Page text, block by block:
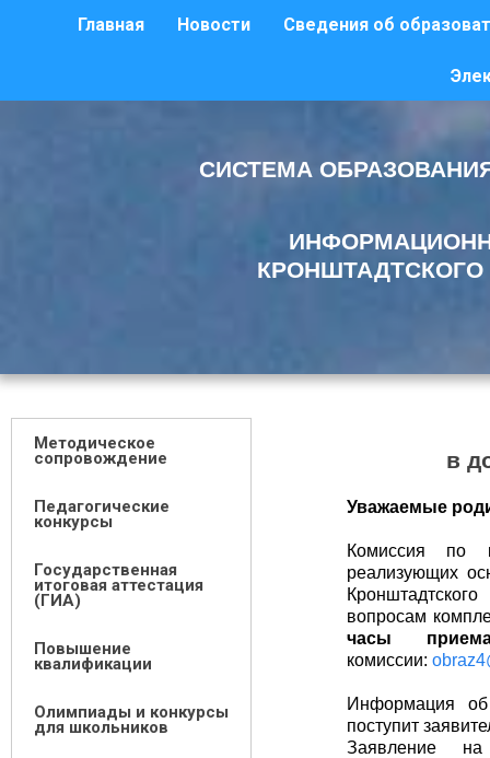
Главная Новости Сведения об
СИСТЕМА
КРОНШТАДТСКОГО
Методическое
сопровождение
Педагогические
конкурсы
Государственная
итоговая аттестация
(ГИА)
Повышение
квалификации
Олимпиады и конкурсы
для школьников
в
Уважаемые
Комиссия по
реализующих
вопросам
часы
комиссии:
Информация
поступит
Заявление